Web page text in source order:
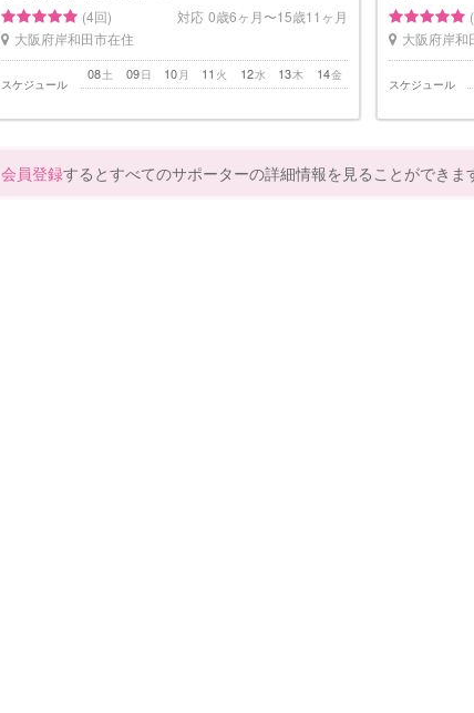
(4回) 対応 0歳6ヶ月〜15歳11ヶ月
大阪府岸和田市在住
スケジュール
土
08 日
09 月
10 火
11 水
12 木
13 金
14
大阪府岸和
スケジュール
会員登録するとすべてのサポーターの詳細情報を見ることができま